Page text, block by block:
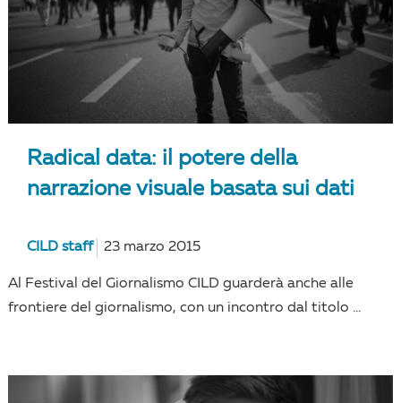
Radical data: il potere della
narrazione visuale basata sui dati
CILD staff 23 marzo 2015
Al Festival del Giornalismo CILD guarderà anche alle
frontiere del giornalismo, con un incontro dal titolo ...